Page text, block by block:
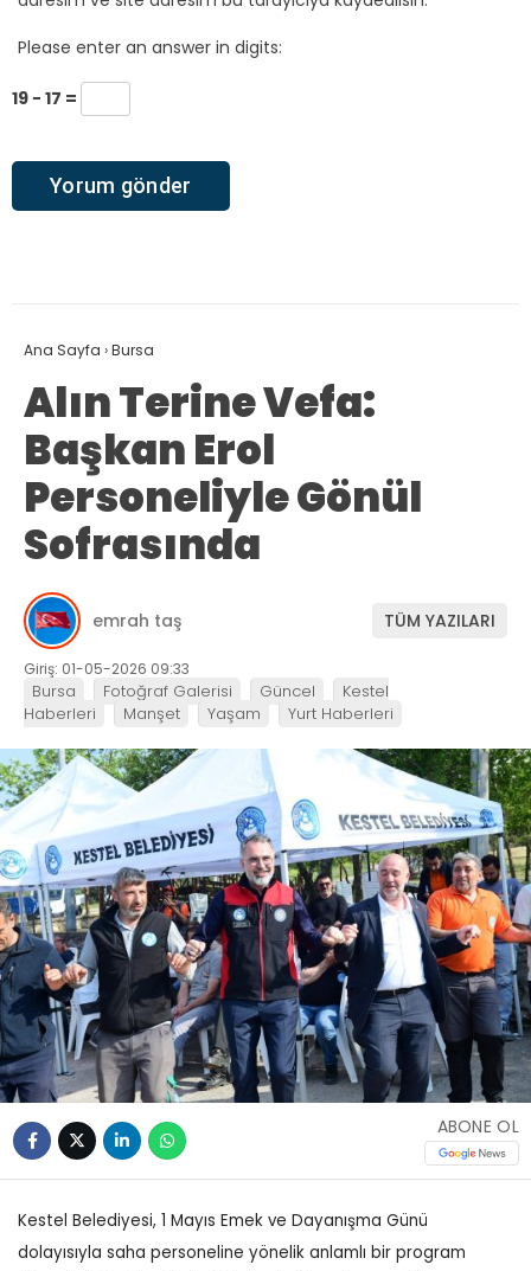
Please enter an answer in digits:
19 − 17 =
Ana Sayfa ›Bursa
Alın Terine Vefa:
Başkan Erol
Personeliyle Gönül
Sofrasında
emrah taş TÜM YAZILARI
Giriş: 01-05-2026 09:33
Bursa Fotoğraf Galerisi Güncel
Kestel
Haberleri
Manşet Yaşam Yurt Haberleri
ABONE OL
Kestel Belediyesi, 1 Mayıs Emek ve Dayanışma Günü
dolayısıyla saha personeline yönelik anlamlı bir program